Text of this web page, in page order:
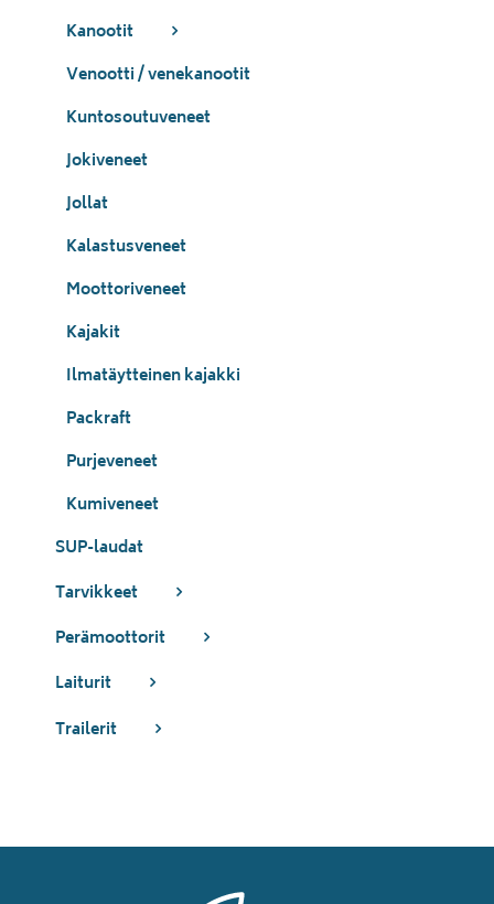
Kanootit
Venootti / venekanootit
Kuntosoutuveneet
Jokiveneet
Jollat
Kalastusveneet
Moottoriveneet
Kajakit
Ilmatäytteinen kajakki
Packraft
Purjeveneet
Kumiveneet
SUP-laudat
Tarvikkeet
Perämoottorit
Laiturit
Trailerit